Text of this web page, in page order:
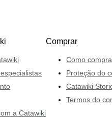
a Catawiki
Comprar
Como
Proteção do
Catawiki
Termos do